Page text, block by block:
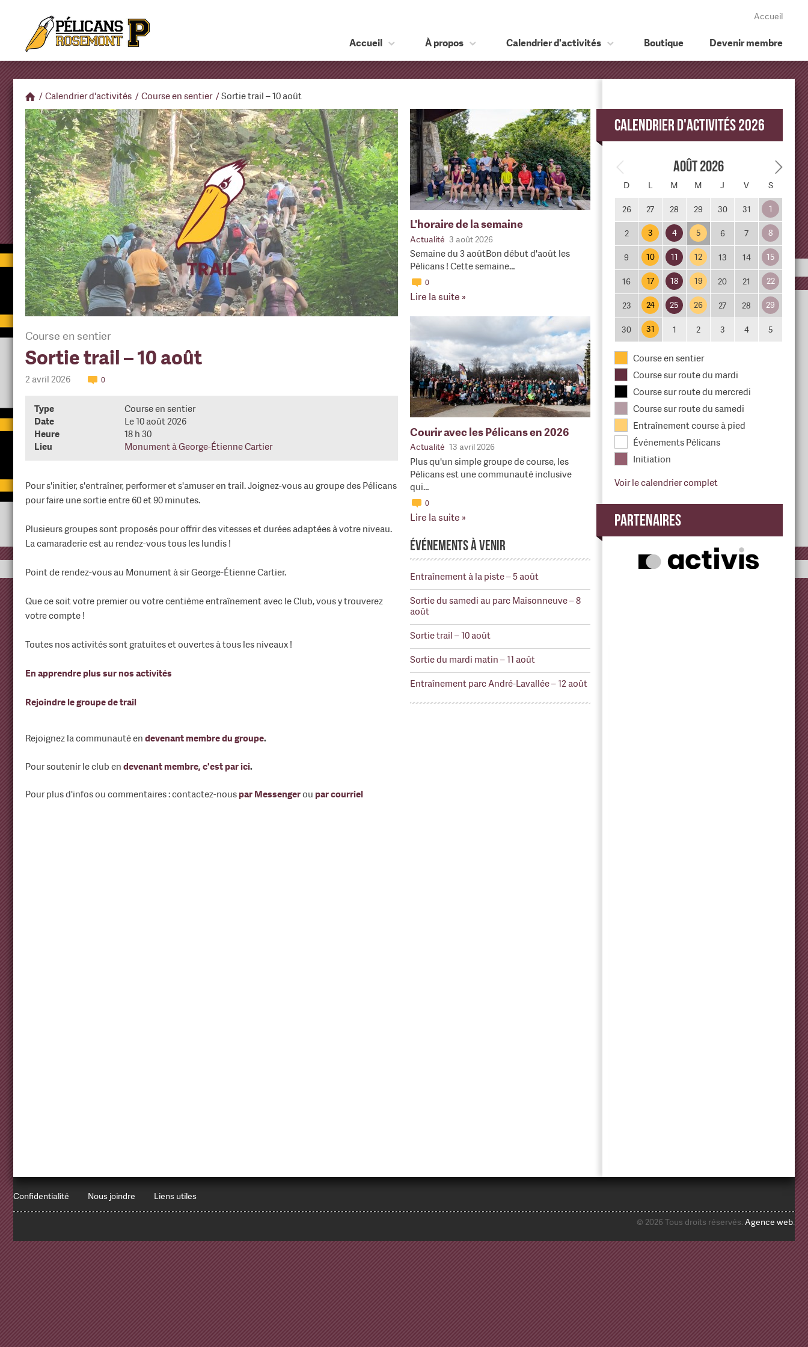
Accueil
Accueil À propos Calendrier d'activités Boutique Devenir membre
/ Calendrier d'activités / Course en sentier /Sortie trail – 10 août
L'horaire de la semaine
Actualité 3 août 2026
Semaine du 3 aoûtBon début d'août les
Pélicans ! Cette semaine…
0
Lire la suite »
Courir avec les Pélicans en 2026
Actualité 13 avril 2026
Plus qu'un simple groupe de course, les
Pélicans est une communauté inclusive
qui…
0
Lire la suite »
Événements à venir
Entraînement à la piste – 5 août
Sortie du samedi au parc Maisonneuve – 8
août
Sortie trail – 10 août
Sortie du mardi matin – 11 août
Entraînement parc André-Lavallée – 12 août
Course en sentier
Sortie trail – 10 août
2 avril 2026 0
Type
Course en sentier
Date
Le 10 août 2026
Heure
18 h 30
Lieu
Monument à George-Étienne Cartier
Pour s'initier, s'entraîner, performer et s'amuser en trail. Joignez-vous au groupe des Pélicans
pour faire une sortie entre 60 et 90 minutes.
Plusieurs groupes sont proposés pour offrir des vitesses et durées adaptées à votre niveau.
La camaraderie est au rendez-vous tous les lundis !
Point de rendez-vous au Monument à sir George-Étienne Cartier.
Que ce soit votre premier ou votre centième entraînement avec le Club, vous y trouverez
votre compte !
Toutes nos activités sont gratuites et ouvertes à tous les niveaux !
En apprendre plus sur nos activités
Rejoindre le groupe de trail
Rejoignez la communauté en devenant membre du groupe.
Pour soutenir le club en devenant membre, c'est par ici.
Pour plus d'infos ou commentaires : contactez-nous par Messengerou par courriel
Calendrier d'activités 2026
Août 2026
D L M M J V S
26 27 28 29 30 31 1
2 3 4 5 6 7 8
9 10 11 12 13 14 15
16 17 18 19 20 21 22
23 24 25 26 27 28 29
30 31 1 2 3 4 5
Course en sentier
Course sur route du mardi
Course sur route du mercredi
Course sur route du samedi
Entraînement course à pied
Événements Pélicans
Initiation
Voir le calendrier complet
Partenaires
Confidentialité Nous joindre Liens utiles
© 2026 Tous droits réservés. Agence web.